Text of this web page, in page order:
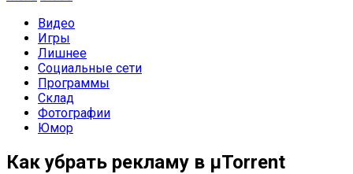
Видео
Игры
Лишнее
Социальные сети
Программы
Склад
Фотографии
Юмор
Как убрать рекламу в μTorrent